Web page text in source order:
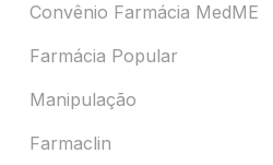
Convênio Farmácia MedME
Farmácia Popular
Manipulação
Farmaclin